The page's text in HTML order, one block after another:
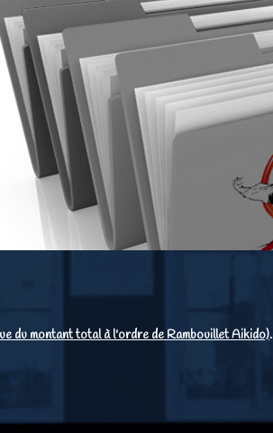
du montant total à l'ordre de Rambouillet Aikido).